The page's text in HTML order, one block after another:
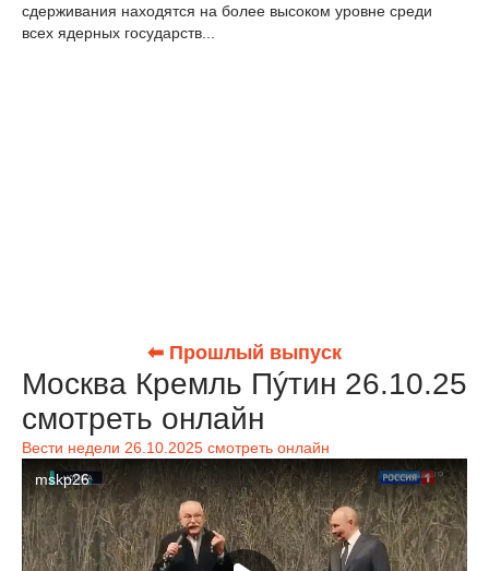
сдерживания находятся на более высоком уровне среди
всех ядерных государств...
⬅ Прошлый выпуск
Москва Кремль Пýтин 26.10.25
смотреть онлайн
Вести недели 26.10.2025 смотреть онлайн